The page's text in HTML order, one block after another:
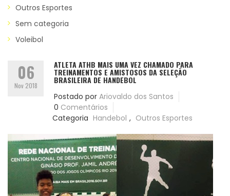
Outros Esportes
Sem categoria
Voleibol
06
Nov 2018
ATLETA ATHB MAIS UMA VEZ CHAMADO PARA
TREINAMENTOS E AMISTOSOS DA SELEÇÃO
BRASILEIRA DE HANDEBOL
Postado por Ariovaldo dos Santos
0 Comentários
Categoria Handebol , Outros Esportes